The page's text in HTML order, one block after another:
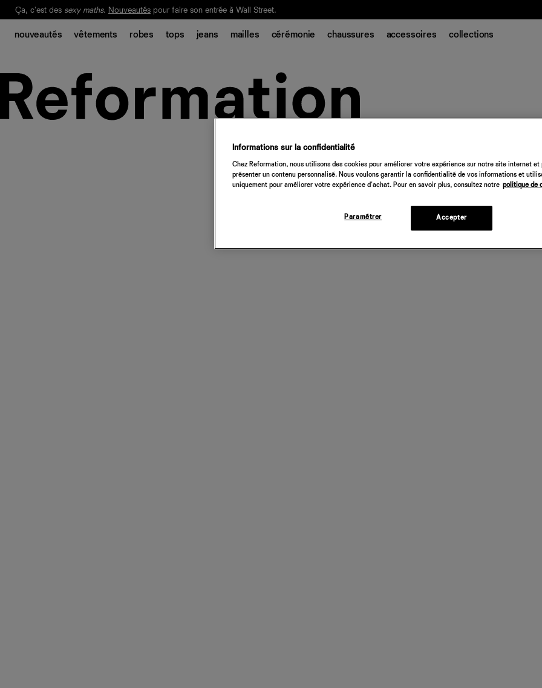
Notre Bilan Responsable 2025 est ici. Lisez-le
Ça, c'est des sexy maths. Nouveautés pour faire son entrée à Wall Street.
nouveautés vêtements robes tops jeans mailles cérémonie chaussures accessoires collections
Informations sur la confidentialité
Chez Reformation, nous utilisons des cookies pour améliorer votre expérience sur notre site internet et
présenter un contenu personnalisé. Nous voulons garantir la confidentialité de vos informations et
uniquement pour améliorer votre expérience d'achat. Pour en savoir plus, consultez notre politique de
Paramétrer Accepter